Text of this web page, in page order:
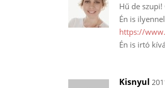
Hű de szupi!
Én is
https://
Én is irtó
Kisnyul